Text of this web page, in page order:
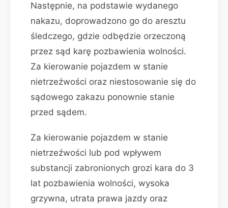
Następnie, na podstawie wydanego
nakazu, doprowadzono go do aresztu
śledczego, gdzie odbędzie orzeczoną
przez sąd karę pozbawienia wolności.
Za kierowanie pojazdem w stanie
nietrzeźwości oraz niestosowanie się do
sądowego zakazu ponownie stanie
przed sądem.
Za kierowanie pojazdem w stanie
nietrzeźwości lub pod wpływem
substancji zabronionych grozi kara do 3
lat pozbawienia wolności, wysoka
grzywna, utrata prawa jazdy oraz